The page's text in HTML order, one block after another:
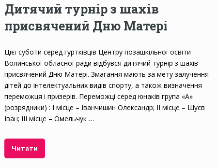
Дитячий турнір з шахів
присвячений Дню Матері
Цієї суботи серед гуртківців Центру позашкільної освіти
Волинської обласної ради відбувся дитячий турнір з шахів
присвячений Дню Матері. Змагання мають за мету залучення
дітей до інтелектуальних видів спорту, а також визначення
переможця і призерів. Переможці серед юнаків група «А»
(розрядники) : І місце – Іванчишин Олександр; ІІ місце – Шуєв
Іван; ІІІ місце – Омельчук …
Читати